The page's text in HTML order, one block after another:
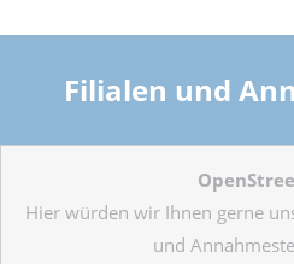
Filialen und
Hier würden wir Ihnen gerne
und